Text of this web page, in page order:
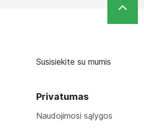
Susisiekite su mumis
Privatumas
Naudojimosi sąlygos